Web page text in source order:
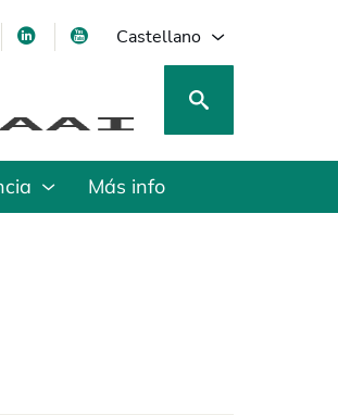
nueva
en una pestaña nueva
se abre en una pestaña nueva
se abre en una pestaña
Castellano
Más info